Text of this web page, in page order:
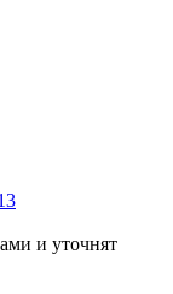
и уточнят